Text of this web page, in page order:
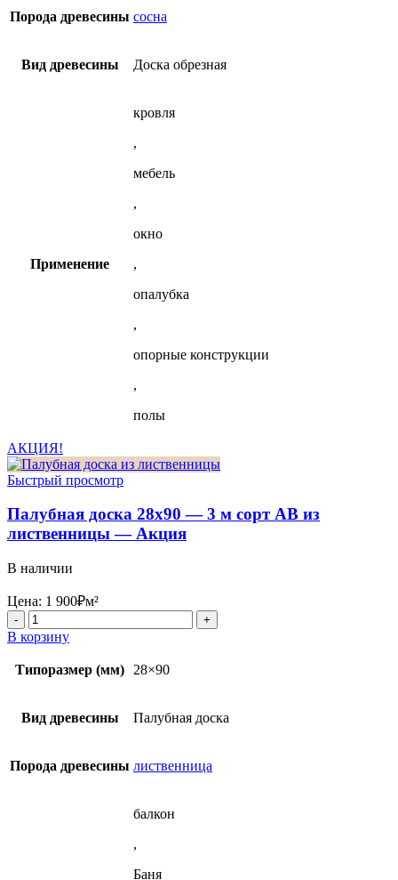
АКЦИЯ!!!
Порода древесины сосна
Вид древесины Доска обрезная
Применение
кровля
,
мебель
,
окно
,
опалубка
,
опорные конструкции
,
полы
АКЦИЯ!
Быстрый просмотр
Палубная доска 28х90 — 3 м сорт АВ из
лиственницы — Акция
В наличии
Цена: 1 900₽м²
Количество
товара
Палубная
доска
28х90
3
АВ
из
В корзину
Типоразмер (мм) 28×90
Вид древесины Палубная доска
Порода древесины лиственница
балкон
,
Баня